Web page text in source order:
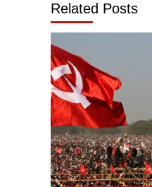
Related Posts